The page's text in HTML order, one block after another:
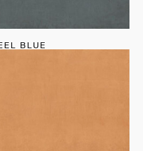
BLUE